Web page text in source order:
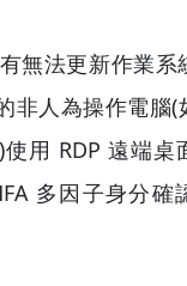
無法更新作業系
非人為操作電腦(
用 RDP 遠端桌
多因子身分確